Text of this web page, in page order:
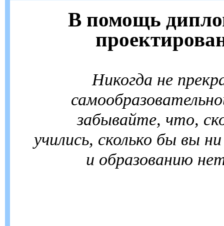
В помощь
Никогда не
забывайте, что,
учились, сколько бы вы
и образованию